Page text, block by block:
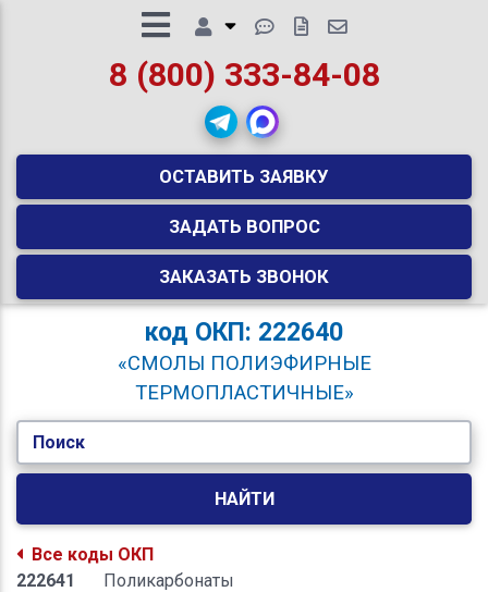
8 (800) 333-84-08
ОСТАВИТЬ ЗАЯВКУ
ЗАДАТЬ ВОПРОС
ЗАКАЗАТЬ ЗВОНОК
код ОКП: 222640
«СМОЛЫ ПОЛИЭФИРНЫЕ
ТЕРМОПЛАСТИЧНЫЕ»
Поиск
НАЙТИ
Все коды ОКП
222641
Поликарбонаты